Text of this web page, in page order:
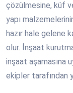
çözülmesine, küf
yapı
hazır hale gelene
olur. İnşaat
inşaat aşamasına
ekipler tarafından